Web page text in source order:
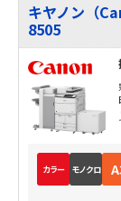
キヤノン（
8505
カラー モノクロ